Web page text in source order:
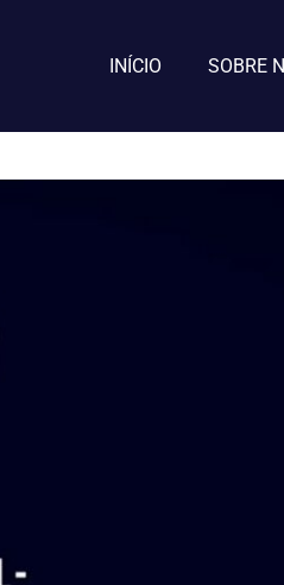
INÍCIO SOBRE